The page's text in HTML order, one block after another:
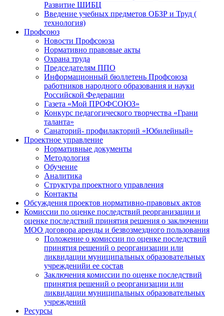
Развитие ШИБЦ
Введение учебных предметов ОБЗР и Труд (
технология)
Профсоюз
Новости Профсоюза
Нормативно правовые акты
Охрана труда
Председателям ППО
Информационный бюллетень Профсоюза
работников народного образования и науки
Российской Федерации
Газета «Мой ПРОФСОЮЗ»
Конкурс педагогического творчества «Грани
таланта»
Санаторий- профилакторий «Юбилейный»
Проектное управление
Нормативные документы
Методология
Обучение
Аналитика
Структура проектного управления
Контакты
Обсуждения проектов нормативно-правовых актов
Комиссии по оценке последствий реорганизации и
оценке последствий принятия решения о заключении
МОО договора аренды и безвозмездного пользования
Положение о комиссии по оценке последствий
принятия решений о реорганизации или
ликвидации муниципальных образовательных
учрежденийи ее состав
Заключения комиссии по оценке последствий
принятия решений о реорганизации или
ликвидации муниципальных образовательных
учреждений
Ресурсы